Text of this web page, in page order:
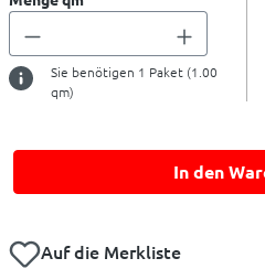
Sie benötigen 1 Paket (1.00
qm)
In den
Auf die Merkliste